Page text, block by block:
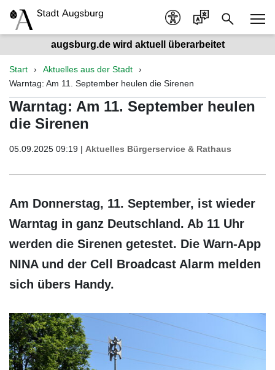
augsburg.de wird aktuell überarbeitet
Start
Aktuelles aus der Stadt
Warntag: Am 11. September heulen die Sirenen
Warntag: Am 11. September heulen
die Sirenen
05.09.2025 09:19 | Aktuelles Bürgerservice & Rathaus
Am Donnerstag, 11. September, ist wieder
Warntag in ganz Deutschland. Ab 11 Uhr
werden die Sirenen getestet. Die Warn-App
NINA und der Cell Broadcast Alarm melden
sich übers Handy.